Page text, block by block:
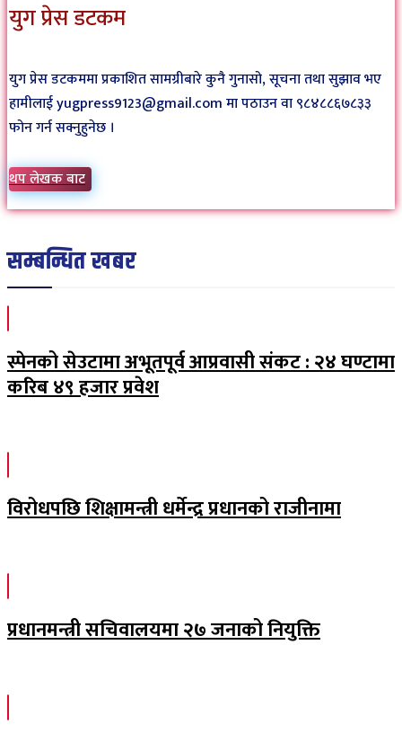
युग प्रेस डटकम
युग प्रेस डटकममा प्रकाशित सामग्रीबारे कुनै गुनासो, सूचना तथा सुझाव भए
हामीलाई yugpress9123@gmail.com मा पठाउन वा ९८४८८६७८३३
फोन गर्न सक्नुहुनेछ ।
थप लेखक बाट
सम्बन्धित खबर
स्पेनको सेउटामा अभूतपूर्व आप्रवासी संकट : २४ घण्टामा
करिब ४९ हजार प्रवेश
विरोधपछि शिक्षामन्त्री धर्मेन्द्र प्रधानको राजीनामा
प्रधानमन्त्री सचिवालयमा २७ जनाको नियुक्ति